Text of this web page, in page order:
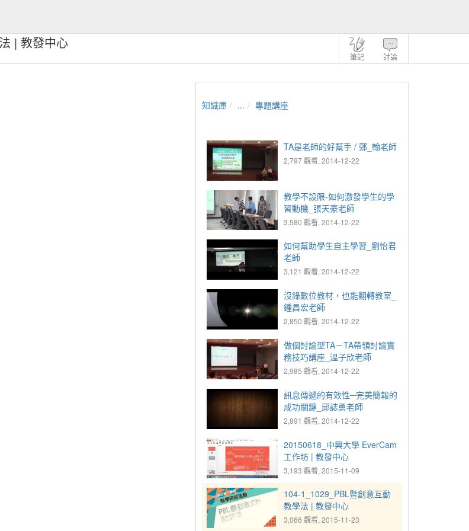
筆記 討論
| 教發中心
知識庫 ... 專題講座
TA是老師的好幫手 / 鄭_翰老師
2,797 觀看, 2014-12-22
教學不設限-如何激發學生的學
習動機_張天豪老師
3,580 觀看, 2014-12-22
如何幫助學生自主學習_劉怡君
老師
3,121 觀看, 2014-12-22
沒錄數位教材，也能翻轉教室_
鍾昌宏老師
2,850 觀看, 2014-12-22
做個討論型TA－TA帶領討論實
務技巧講座_溫子欣老師
2,985 觀看, 2014-12-22
訊息傳遞的有效性─完美簡報的
成功關鍵_邱誌勇老師
2,891 觀看, 2014-12-22
20150618_中興大學 EverCam
工作坊 | 教發中心
3,193 觀看, 2015-11-09
104-1_1029_PBL暨創意互動
教學法 | 教發中心
3,066 觀看, 2015-11-23